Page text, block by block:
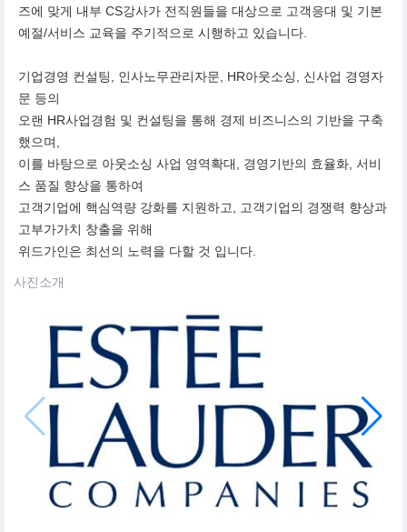
즈에 맞게 내부 CS강사가 전직원들을 대상으로 고객응대 및 기본
예절/서비스 교육을 주기적으로 시행하고 있습니다.
기업경영 컨설팅, 인사노무관리자문, HR아웃소싱, 신사업 경영자
문 등의
오랜 HR사업경험 및 컨설팅을 통해 경제 비즈니스의 기반을 구축
했으며,
이를 바탕으로 아웃소싱 사업 영역확대, 경영기반의 효율화, 서비
스 품질 향상을 통하여
고객기업에 핵심역량 강화를 지원하고, 고객기업의 경쟁력 향상과
고부가가치 창출을 위해
위드가인은 최선의 노력을 다할 것 입니다.
사진소개